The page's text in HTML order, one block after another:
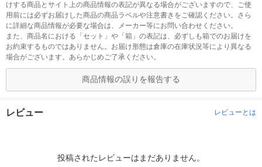
けする商品とサイト上の商品情報の表記が異なる場合がございますので、ご使
用前には必ずお届けした商品の商品ラベルや注意書きをご確認ください。さら
に詳細な商品情報が必要な場合は、メーカー等にお問い合わせください。
また、商品名における「セット」や「箱」の表記は、必ずしも箱でのお届けを
お約束するものではありません。お届け形態は倉庫の在庫状況等により異なる
場合がございます。あらかじめご了承ください。
商品情報の誤りを報告する
レビュー レビューとは
投稿されたレビューはまだありません。